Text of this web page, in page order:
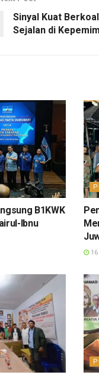
Sinyal Kuat
Sejalan di
B1KWK
Ibnu
16